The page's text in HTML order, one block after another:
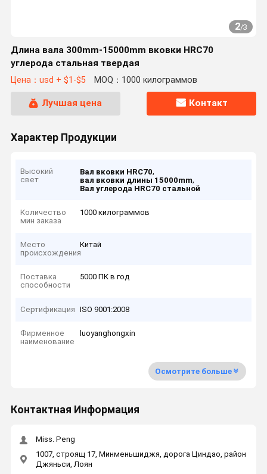
2/3
Длина вала 300mm-15000mm вковки HRC70
углерода стальная твердая
Цена：usd + $1-$5 MOQ：1000 килограммов
Лучшая цена Контакт
Характер Продукции
Высокий
свет
Вал вковки HRC70,
вал вковки длины 15000mm,
Вал углерода HRC70 стальной
Количество
мин заказа
1000 килограммов
Место
происхождения
Китай
Поставка
способности
5000 ПК в год
Сертификация ISO 9001:2008
Фирменное
наименование
luoyanghongxin
Осмотрите больше
Контактная Информация
Miss. Peng
1007, строящ 17, Минменьшиджя, дорога Циндао, район
Джяньси, Лоян